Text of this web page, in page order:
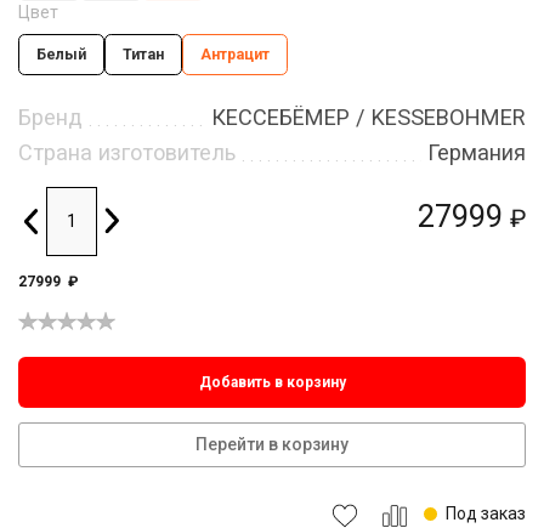
27999 ₽
Цвет
Белый Титан Антрацит
Бренд
КЕССЕБЁМЕР / KESSEBOHMER
Страна изготовитель
Германия
27999 ₽
Добавить в корзину
Перейти в корзину
Под заказ